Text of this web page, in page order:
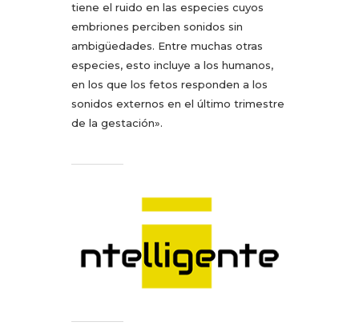
tiene el ruido en las especies cuyos
embriones perciben sonidos sin
ambigüedades. Entre muchas otras
especies, esto incluye a los humanos,
en los que los fetos responden a los
sonidos externos en el último trimestre
de la gestación».